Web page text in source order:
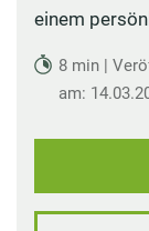
einem
8 min |
am: